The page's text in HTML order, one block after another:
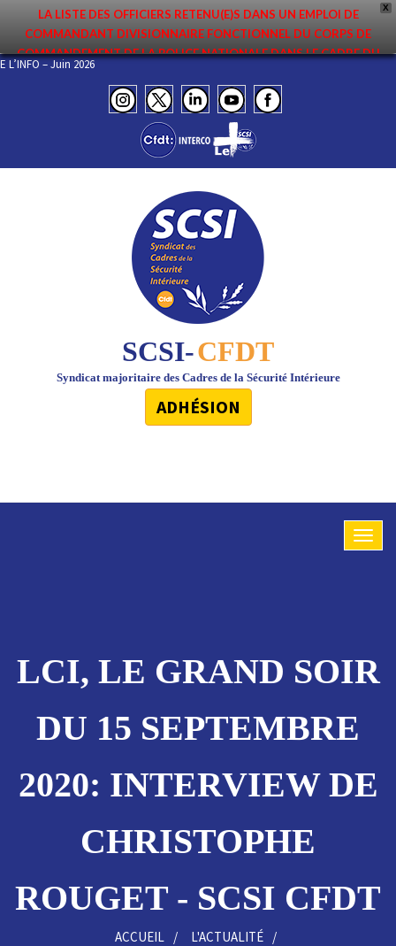
X
LA LISTE DES OFFICIERS RETENU(E)S DANS UN EMPLOI DE
COMMANDANT DIVISIONNAIRE FONCTIONNEL DU CORPS DE
COMMANDEMENT DE LA POLICE NATIONALE DANS LE CADRE DU
PREMIER MOUVEMENT 2026 A ÉTÉ DIFFUSÉE. ELLE EST DISPONIBLE EN
PAGES PROTÉGÉES DU SITE. FÉLICITATIONS AUX NOMMÉ(E)S !
DE L’INFO – Juin 2026
SCSI-CFDT
Syndicat majoritaire des Cadres de la Sécurité Intérieure
ADHÉSION
LCI, LE GRAND SOIR
DU 15 SEPTEMBRE
2020: INTERVIEW DE
CHRISTOPHE
ROUGET - SCSI CFDT
ACCUEIL L'ACTUALITÉ